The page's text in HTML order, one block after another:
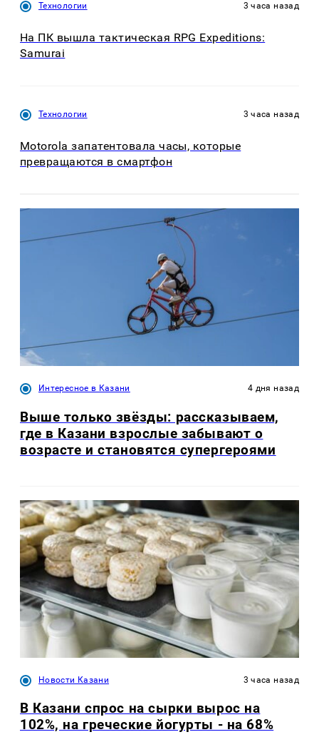
Технологии 3 часа назад
На ПК вышла тактическая RPG Expeditions:
Samurai
Технологии 3 часа назад
Motorola запатентовала часы, которые
превращаются в смартфон
Интересное в Казани 4 дня назад
Выше только звёзды: рассказываем,
где в Казани взрослые забывают о
возрасте и становятся супергероями
Новости Казани 3 часа назад
В Казани спрос на сырки вырос на
102%, на греческие йогурты - на 68%